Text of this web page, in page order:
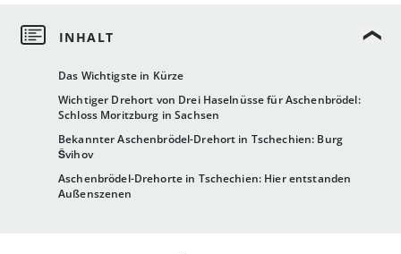
Das Wichtigste in Kürze
Wichtiger Drehort von Drei Haselnüsse für Aschenbrödel:
Schloss Moritzburg in Sachsen
Bekannter Aschenbrödel-Drehort in Tschechien: Burg
Švihov
Aschenbrödel-Drehorte in Tschechien: Hier entstanden
Außenszenen